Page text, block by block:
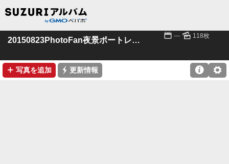
20150823PhotoFan夜景ポートレート 📅 --- 🌄 118枚
➕ 写真を追加 ⚡ 更新情報 ⚙
